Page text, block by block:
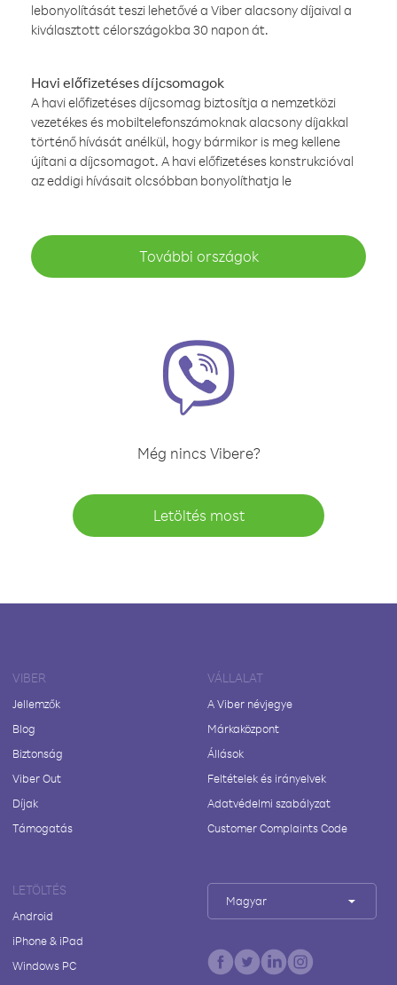
lebonyolítását teszi lehetővé a Viber alacsony díjaival a
kiválasztott célországokba 30 napon át.
Havi előfizetéses díjcsomagok
A havi előfizetéses díjcsomag biztosítja a nemzetközi
vezetékes és mobiltelefonszámoknak alacsony díjakkal
történő hívását anélkül, hogy bármikor is meg kellene
újítani a díjcsomagot. A havi előfizetéses konstrukcióval
az eddigi hívásait olcsóbban bonyolíthatja le
További országok
Még nincs Vibere?
Letöltés most
VIBER
Jellemzők
Blog
Biztonság
Viber Out
Díjak
Támogatás
VÁLLALAT
A Viber névjegye
Márkaközpont
Állások
Feltételek és irányelvek
Adatvédelmi szabályzat
Customer Complaints Code
LETÖLTÉS
Android
iPhone & iPad
Windows PC
Magyar